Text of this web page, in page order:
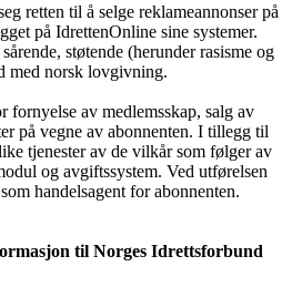
retten til å selge reklameannonser på
på IdrettenOnline sine systemer.
støtende (herunder rasisme og
med norsk lovgivning.
fornyelse av medlemsskap, salg av
på vegne av abonnenten. I tillegg til
tjenester av de vilkår som følger av
og avgiftssystem. Ved utførelsen
handelsagent for abonnenten.
til Norges Idrettsforbund